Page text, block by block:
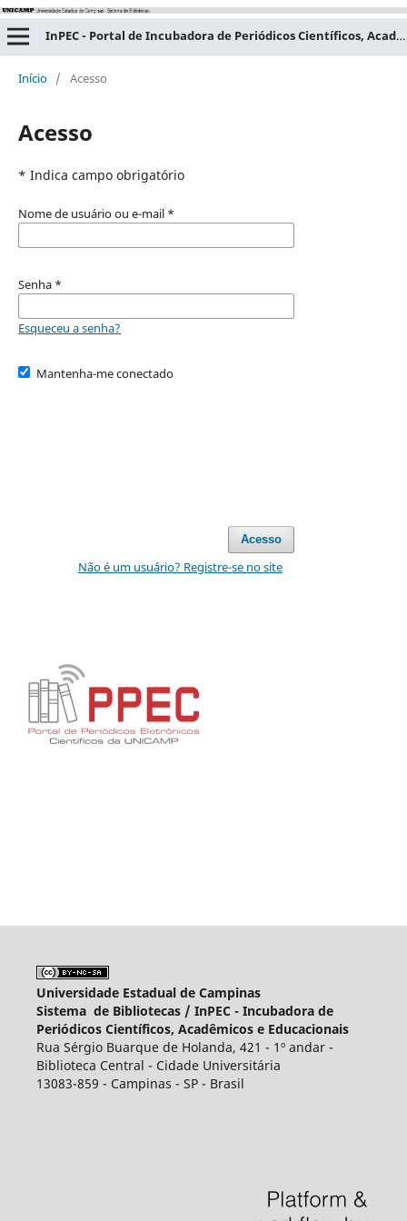
InPEC - Portal de Incubadora de Periódicos Científicos, Acadêmicos e Educacionais
Início / Acesso
Acesso
* Indica campo obrigatório
Nome de usuário ou e-mail *
Senha *
Esqueceu a senha?
Mantenha-me conectado
Acesso
Não é um usuário? Registre-se no site
Universidade Estadual de Campinas
Sistema de Bibliotecas / InPEC - Incubadora de
Periódicos Científicos, Acadêmicos e Educacionais
Rua Sérgio Buarque de Holanda, 421 - 1º andar -
Biblioteca Central - Cidade Universitária
13083-859 - Campinas - SP - Brasil